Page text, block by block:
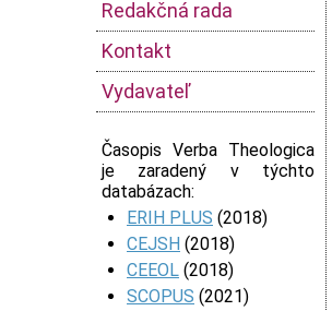
Redakčná rada
Kontakt
Vydavateľ
Časopis Verba Theologica
je zaradený v týchto
databázach:
ERIH PLUS (2018)
CEJSH (2018)
CEEOL (2018)
SCOPUS (2021)